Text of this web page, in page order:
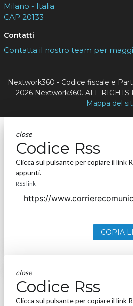
Milano - Italia
CAP 20133
Contatti
Contatta il nostro team per
Nextwork360 - Codice fiscale e
2026 Nextwork360. ALL RIGHTS
Mappa del
close
Codice Rss
Clicca sul pulsante per copiare il link
appunti.
RSS link
COPIA
close
Codice Rss
Clicca sul pulsante per copiare il link